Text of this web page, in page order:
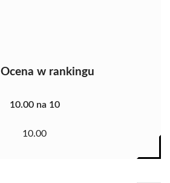
Ocena w rankingu
10.00 na 10
10.00